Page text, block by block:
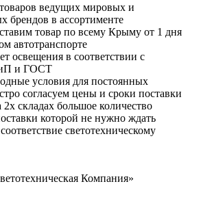
ведущих мировых и
брендов в ассортименте
товар по всему Крыму от 1 дня
автотранспорте
освещения в соответствии с
и ГОСТ
условия для постоянных
согласуем цены и сроки поставки
складах большое количество
которой не нужно ждать
светотехническому
Компания»